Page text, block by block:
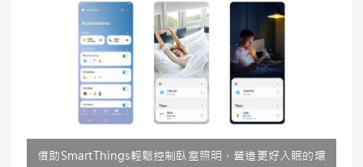
借助SmartThings輕鬆控制臥室照明，營造更好入眠的環